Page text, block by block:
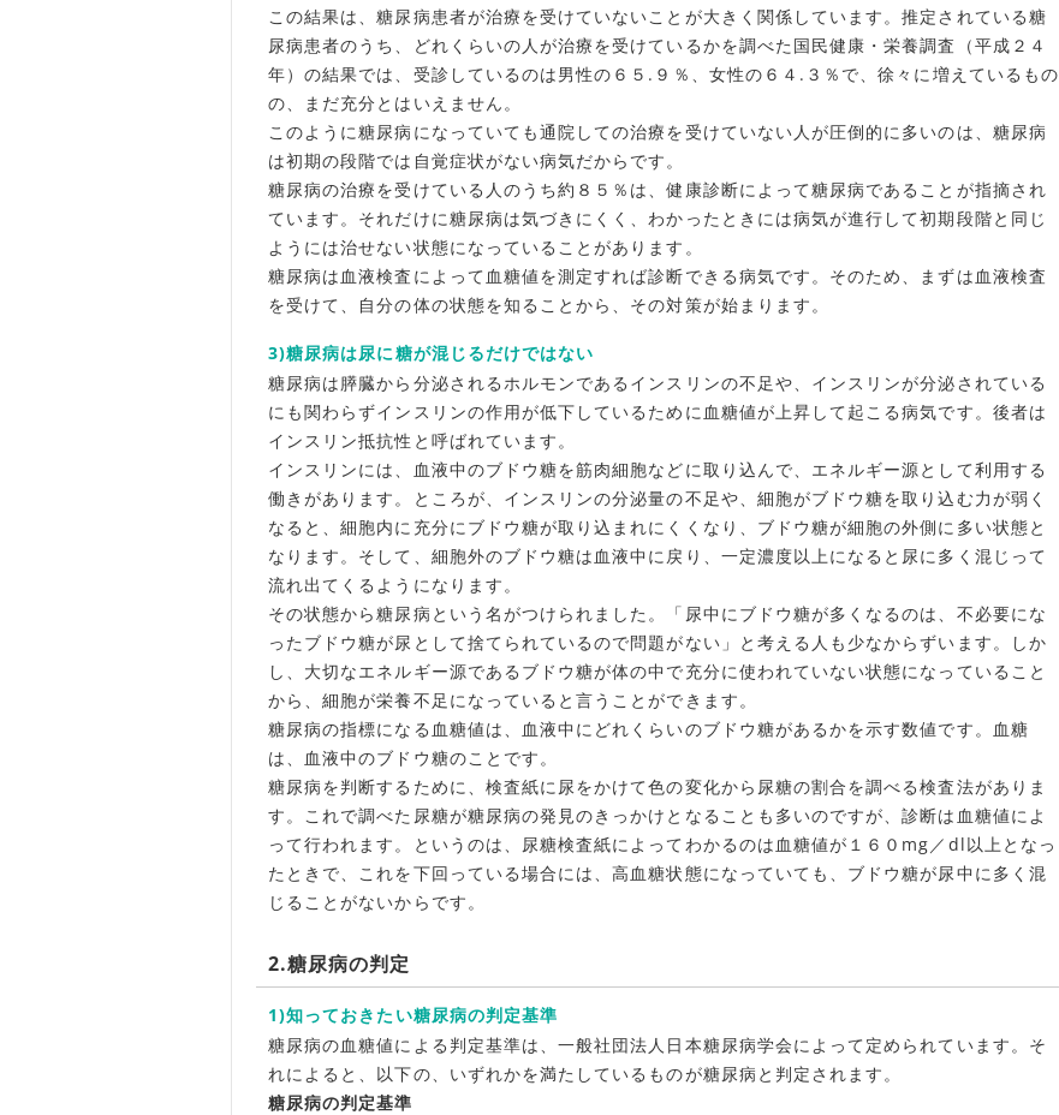
この結果は、糖尿病患者が治療を受けていないことが大きく関係しています。推定されている糖
尿病患者のうち、どれくらいの人が治療を受けているかを調べた国民健康・栄養調査（平成２４
年）の結果では、受診しているのは男性の６５.９％、女性の６４.３％で、徐々に増えているもの
の、まだ充分とはいえません。
このように糖尿病になっていても通院しての治療を受けていない人が圧倒的に多いのは、糖尿病
は初期の段階では自覚症状がない病気だからです。
糖尿病の治療を受けている人のうち約８５％は、健康診断によって糖尿病であることが指摘され
ています。それだけに糖尿病は気づきにくく、わかったときには病気が進行して初期段階と同じ
ようには治せない状態になっていることがあります。
糖尿病は血液検査によって血糖値を測定すれば診断できる病気です。そのため、まずは血液検査
を受けて、自分の体の状態を知ることから、その対策が始まります。
3)糖尿病は尿に糖が混じるだけではない
糖尿病は膵臓から分泌されるホルモンであるインスリンの不足や、インスリンが分泌されている
にも関わらずインスリンの作用が低下しているために血糖値が上昇して起こる病気です。後者は
インスリン抵抗性と呼ばれています。
インスリンには、血液中のブドウ糖を筋肉細胞などに取り込んで、エネルギー源として利用する
働きがあります。ところが、インスリンの分泌量の不足や、細胞がブドウ糖を取り込む力が弱く
なると、細胞内に充分にブドウ糖が取り込まれにくくなり、ブドウ糖が細胞の外側に多い状態と
なります。そして、細胞外のブドウ糖は血液中に戻り、一定濃度以上になると尿に多く混じって
流れ出てくるようになります。
その状態から糖尿病という名がつけられました。「尿中にブドウ糖が多くなるのは、不必要にな
ったブドウ糖が尿として捨てられているので問題がない」と考える人も少なからずいます。しか
し、大切なエネルギー源であるブドウ糖が体の中で充分に使われていない状態になっていること
から、細胞が栄養不足になっていると言うことができます。
糖尿病の指標になる血糖値は、血液中にどれくらいのブドウ糖があるかを示す数値です。血糖
は、血液中のブドウ糖のことです。
糖尿病を判断するために、検査紙に尿をかけて色の変化から尿糖の割合を調べる検査法がありま
す。これで調べた尿糖が糖尿病の発見のきっかけとなることも多いのですが、診断は血糖値によ
って行われます。というのは、尿糖検査紙によってわかるのは血糖値が１６０mg／dl以上となっ
たときで、これを下回っている場合には、高血糖状態になっていても、ブドウ糖が尿中に多く混
じることがないからです。
2.糖尿病の判定
1)知っておきたい糖尿病の判定基準
糖尿病の血糖値による判定基準は、一般社団法人日本糖尿病学会によって定められています。そ
れによると、以下の、いずれかを満たしているものが糖尿病と判定されます。
糖尿病の判定基準